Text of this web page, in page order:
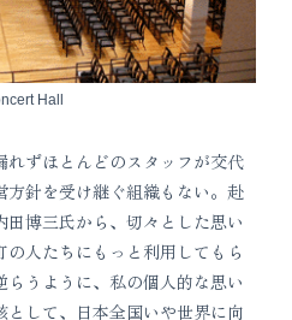
Hall
ずほとんどのスタッフが交代
方針を受け継ぐ組織もない。赴
博三氏から、切々とした思い
人たちにもっと利用してもら
うように、私の個人的な思い
して、日本全国いや世界に向